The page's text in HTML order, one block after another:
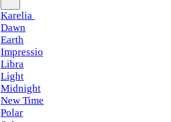
Karelia
Dawn
Earth
Impressio
Libra
Light
Midnight
New Time
Polar